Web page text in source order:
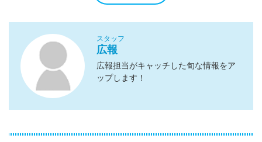
スタッフ
広報
広報担当がキャッチした旬な情報をア
ップします！